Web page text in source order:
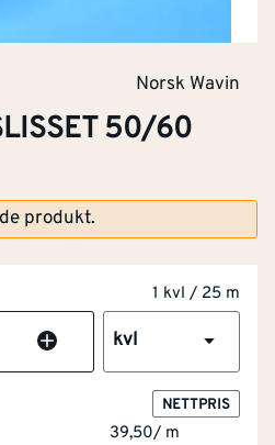
Norsk Wavin
50/60
produkt.
1 kvl / 25 m
kvl
NETTPRIS
39,50/ m